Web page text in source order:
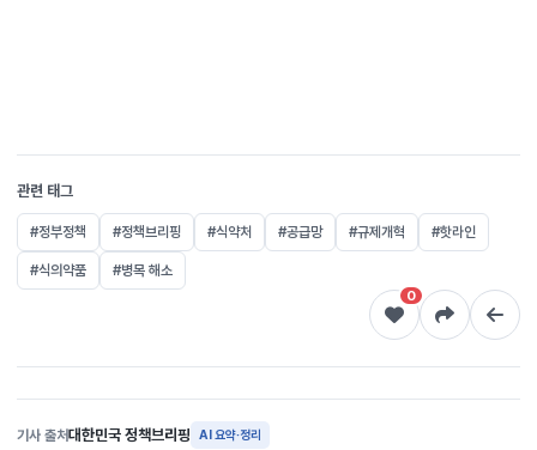
관련 태그
#정부정책 #정책브리핑 #식약처 #공급망 #규제개혁 #핫라인
#식의약품
#병목 해소
0
기사 출처대한민국 정책브리핑 AI 요약·정리